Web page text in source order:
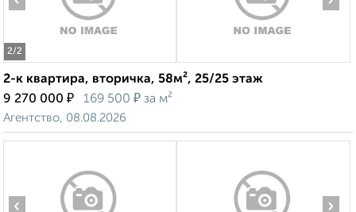
2/2
2-к квартира, вторичка, 58м², 25/25 этаж
9 270 000 ₽ 169 500 ₽ за м²
Агентство, 08.08.2026
‹ ›